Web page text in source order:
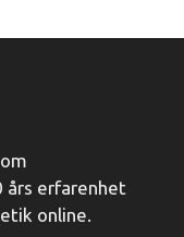
års erfarenhet
online.